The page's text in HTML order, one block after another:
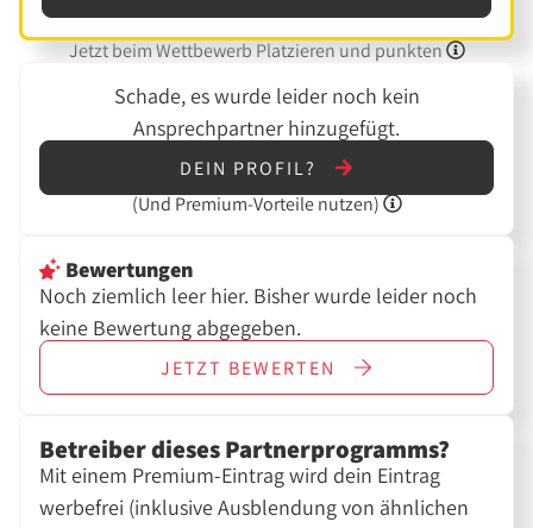
Jetzt beim Wettbewerb Platzieren und punkten
Schade, es wurde leider noch kein
Ansprechpartner hinzugefügt.
DEIN PROFIL?
(Und Premium-Vorteile nutzen)
Bewertungen
Noch ziemlich leer hier. Bisher wurde leider noch
keine Bewertung abgegeben.
JETZT BEWERTEN
Betreiber dieses Partnerprogramms?
Mit einem Premium-Eintrag wird dein Eintrag
werbefrei (inklusive Ausblendung von ähnlichen